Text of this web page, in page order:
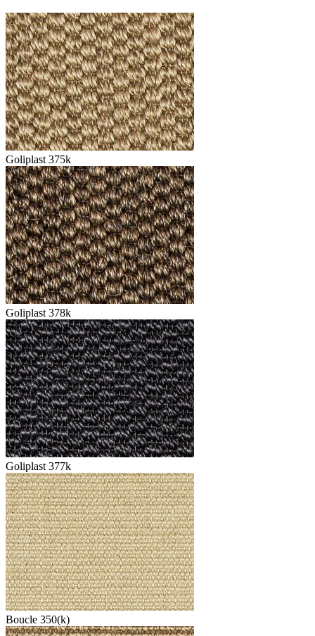
Goliplast 375k
Goliplast 378k
Goliplast 377k
Boucle 350(k)